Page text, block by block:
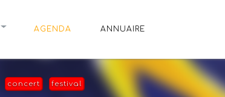
AGENDA ANNUAIRE
concert festival